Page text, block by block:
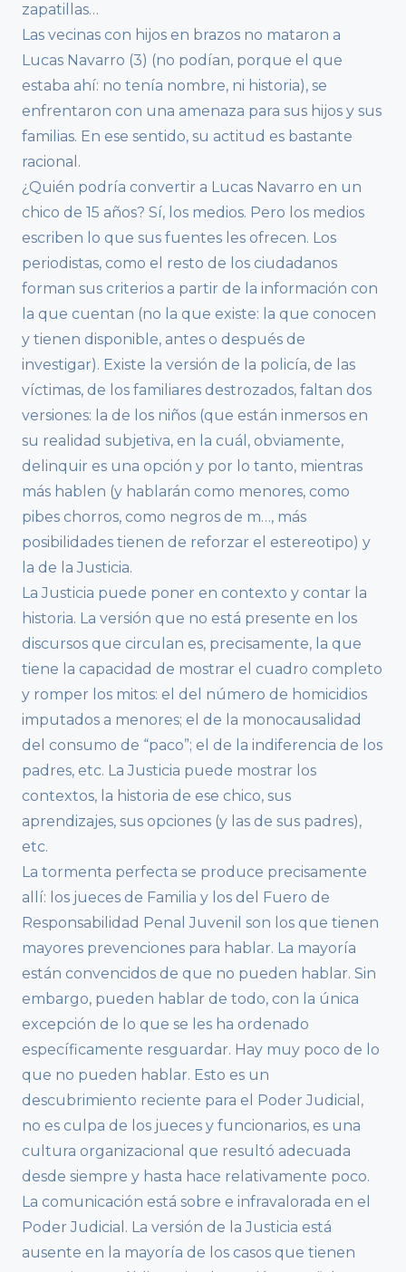
zapatillas…
Las vecinas con hijos en brazos no mataron a
Lucas Navarro (3) (no podían, porque el que
estaba ahí: no tenía nombre, ni historia), se
enfrentaron con una amenaza para sus hijos y sus
familias. En ese sentido, su actitud es bastante
racional.
¿Quién podría convertir a Lucas Navarro en un
chico de 15 años? Sí, los medios. Pero los medios
escriben lo que sus fuentes les ofrecen. Los
periodistas, como el resto de los ciudadanos
forman sus criterios a partir de la información con
la que cuentan (no la que existe: la que conocen
y tienen disponible, antes o después de
investigar). Existe la versión de la policía, de las
víctimas, de los familiares destrozados, faltan dos
versiones: la de los niños (que están inmersos en
su realidad subjetiva, en la cuál, obviamente,
delinquir es una opción y por lo tanto, mientras
más hablen (y hablarán como menores, como
pibes chorros, como negros de m…, más
posibilidades tienen de reforzar el estereotipo) y
la de la Justicia.
La Justicia puede poner en contexto y contar la
historia. La versión que no está presente en los
discursos que circulan es, precisamente, la que
tiene la capacidad de mostrar el cuadro completo
y romper los mitos: el del número de homicidios
imputados a menores; el de la monocausalidad
del consumo de “paco”; el de la indiferencia de los
padres, etc. La Justicia puede mostrar los
contextos, la historia de ese chico, sus
aprendizajes, sus opciones (y las de sus padres),
etc.
La tormenta perfecta se produce precisamente
allí: los jueces de Familia y los del Fuero de
Responsabilidad Penal Juvenil son los que tienen
mayores prevenciones para hablar. La mayoría
están convencidos de que no pueden hablar. Sin
embargo, pueden hablar de todo, con la única
excepción de lo que se les ha ordenado
específicamente resguardar. Hay muy poco de lo
que no pueden hablar. Esto es un
descubrimiento reciente para el Poder Judicial,
no es culpa de los jueces y funcionarios, es una
cultura organizacional que resultó adecuada
desde siempre y hasta hace relativamente poco.
La comunicación está sobre e infravalorada en el
Poder Judicial. La versión de la Justicia está
ausente en la mayoría de los casos que tienen